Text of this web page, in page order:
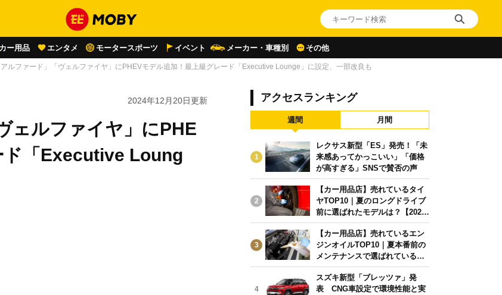
カー用品 エンタメ モータースポーツ イベント メーカー・車種別 その他
アルファード」「ヴェルファイヤ」にPHEVモデル追加！最上級グレード「Executive Lounge」に設定、一部改良も
2024年12月20日更新
ェルファイヤ」にPHE
ド「Executive Loung
アクセスランキング
週間 月間
1
レクサス新型「ES」発売！「未
来感あってかっこいい」「価格
が高すぎる」SNSで賛否の声
2
【カー用品店】売れているタイ
ヤTOP10｜夏のロングドライブ
前に選ばれたモデルは？【2026
年6月版】
3
【カー用品店】売れているエン
ジンオイルTOP10｜夏本番前の
メンテナンスで選ばれている人
気モデルは？【2026年6月版】
4
スズキ新型「ブレッツァ」発
表 CNG車設定で環境性能と実